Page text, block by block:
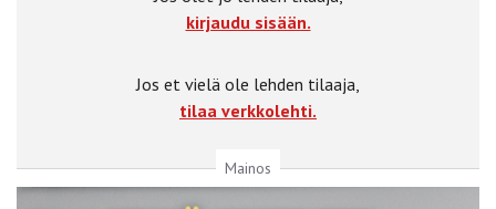
kirjaudu sisään.
Jos et vielä ole lehden tilaaja,
tilaa verkkolehti.
Mainos